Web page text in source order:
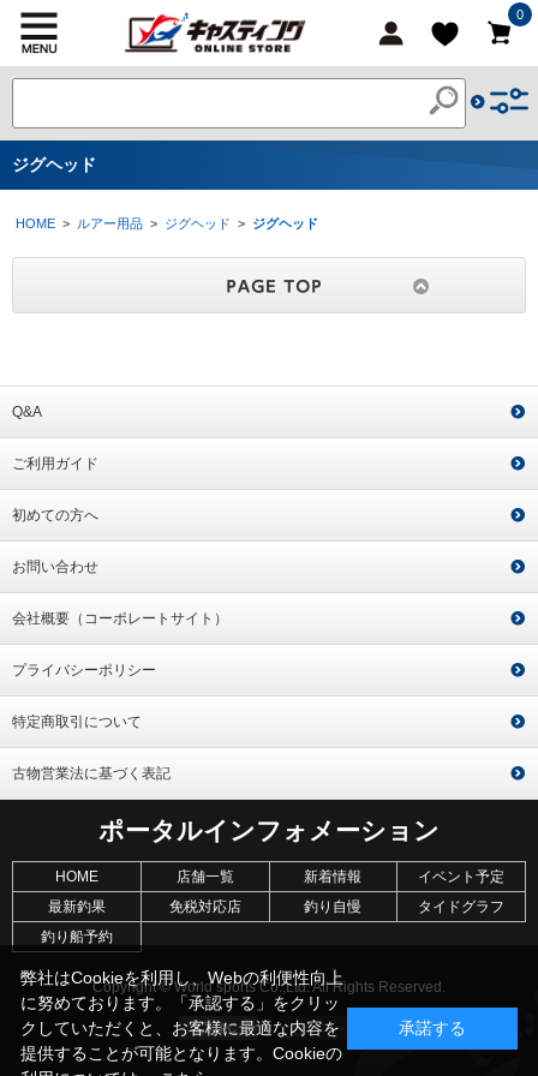
0
ジグヘッド
HOME > ルアー用品 > ジグヘッド > ジグヘッド
Q&A
ご利用ガイド
初めての方へ
お問い合わせ
会社概要（コーポレートサイト）
プライバシーポリシー
特定商取引について
古物営業法に基づく表記
ポータルインフォメーション
HOME 店舗一覧 新着情報
イベント予定
最新釣果
免税対応店 釣り自慢
タイドグラフ
釣り船予約
Copyright © World sports Co.,Ltd. All Rights Reserved.
弊社はCookieを利用し、Webの利便性向上
に努めております。「承認する」をクリッ
クしていただくと、お客様に最適な内容を
提供することが可能となります。Cookieの
承諾する